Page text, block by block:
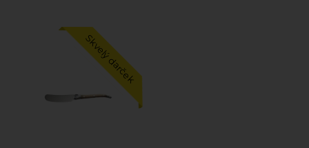
Skvelý darček